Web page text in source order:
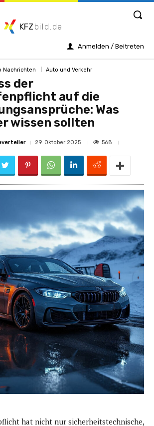
KFZ bild.de
Anmelden / Beitreten
Nachrichten Auto und Verkehr
der
auf die
Was
wissen sollten
29. Oktober 2025 568
hat nicht nur sicherheitstechnische,